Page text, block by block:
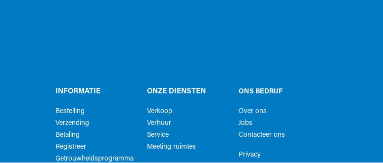
INFORMATIE
Bestelling
Verzending
Betaling
Registreer
Getrouwheidsprogramma
ONZE DIENSTEN
Verkoop
Verhuur
Service
Meeting ruimtes
ONS BEDRIJF
Over ons
Jobs
Contacteer ons
Privacy